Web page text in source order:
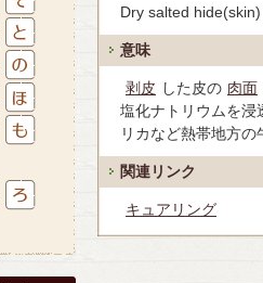
Dry salted hide(skin)
意味
剥皮 した皮の 肉面
塩化ナトリウムを浸
リカなど熱帯地方の
関連リンク
キュアリング